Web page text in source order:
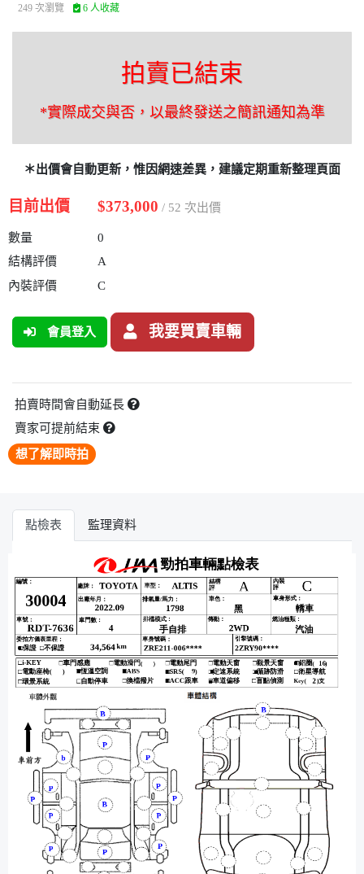
249 次瀏覽 6 人收藏
拍賣已結束
*實際成交與否，以最終發送之簡訊通知為準
＊出價會自動更新，惟因網速差異，建議定期重新整理頁面
目前出價 $373,000 / 52 次出價
數量
0
結構評價
A
內裝評價
C
會員登入 我要買賣車輛
拍賣時間會自動延長
賣家可提前結束
想了解即時拍
點檢表 監理資料